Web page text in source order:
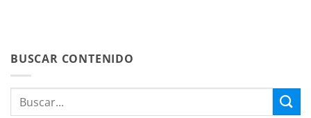
BUSCAR CONTENIDO